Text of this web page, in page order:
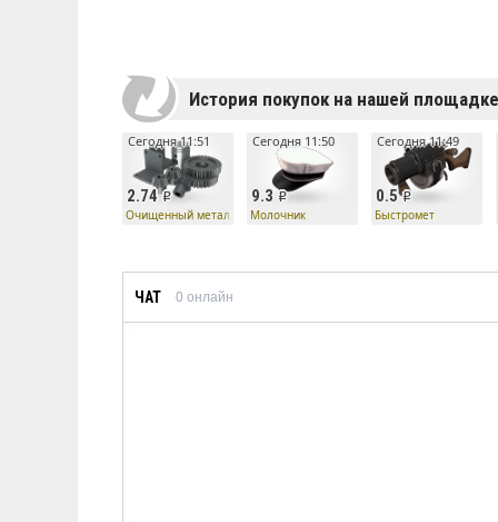
История покупок на нашей площадке
2.74
Сегодня 11:51
Очищенный металл
9.3
Сегодня 11:50
Молочник
0.5
Сегодня 11:49
Быстромет
ЧАТ 0 онлайн